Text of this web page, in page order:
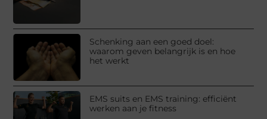
Schenking aan een goed doel:
waarom geven belangrijk is en hoe
het werkt
EMS suits en EMS training: efficiënt
werken aan je fitness